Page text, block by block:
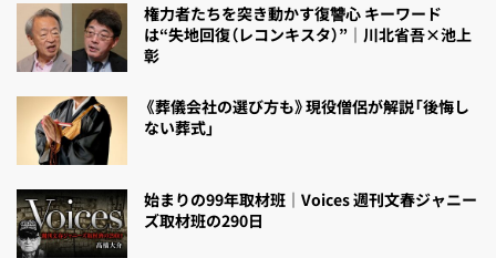
権力者たちを突き動かす復讐心 キーワード
は“失地回復（レコンキスタ）”｜川北省吾×池上
彰
《葬儀会社の選び方も》現役僧侶が解説「後悔し
ない葬式」
始まりの99年取材班｜Voices 週刊文春ジャニー
ズ取材班の290日